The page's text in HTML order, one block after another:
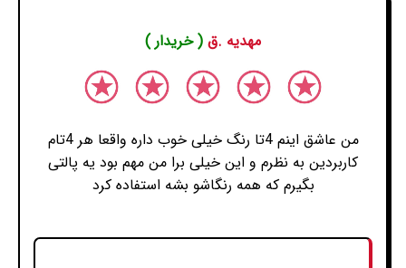
مهدیه .ق ( خریدار )
من عاشق اینم 4تا رنگ خیلی خوب داره واقعا هر 4تام
کاربردین به نظرم و این خیلی برا من مهم بود یه پالتی
بگیرم که همه رنگاشو بشه استفاده کرد